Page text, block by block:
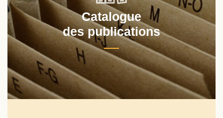
Catalogue
des publications